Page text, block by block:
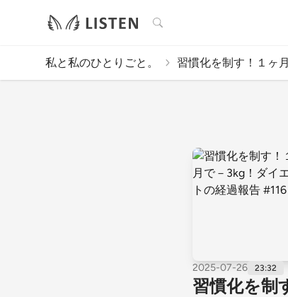
検索
私と私のひとりごと。 習慣化を制す！１ヶ
2025-07-26 23:32
習慣化を制